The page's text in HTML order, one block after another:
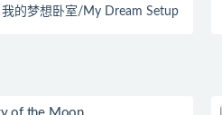
我的梦想卧室/My Dream Setup